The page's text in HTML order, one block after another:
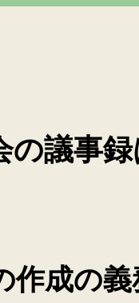
の議事
作成の義